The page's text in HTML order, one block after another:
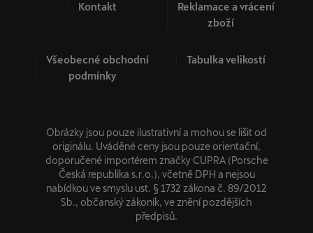
Kontakt
Reklamace a vrácení
zboží
Všeobecné obchodní
podmínky
Tabulka velikostí
Obrázky jsou pouze ilustrativní a mohou se lišit od
originálu. Uváděné ceny jsou pouze orientační,
doporučené importérem značky CUPRA (Porsche
Česká republika s.r.o.), včetně DPH a nejsou
nabídkou ve smyslu ust. § 1732 zákona č. 89/2012
Sb., občanský zákoník, ve znění pozdějších
předpisů.